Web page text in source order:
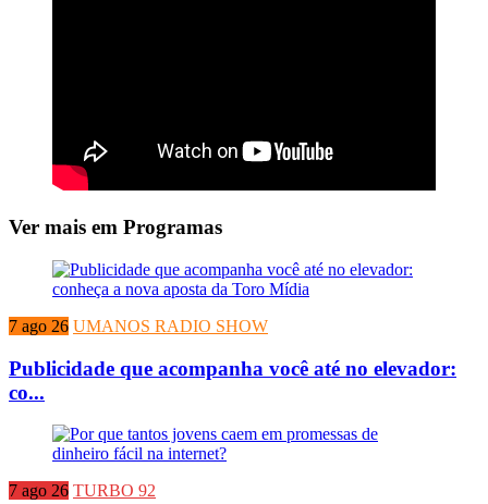
Ver mais em Programas
7 ago 26 UMANOS RADIO SHOW
Publicidade que acompanha você até no elevador:
co...
7 ago 26 TURBO 92